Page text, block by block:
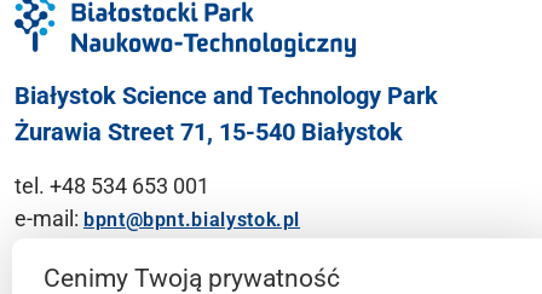
Białystok Science and Technology Park
Żurawia Street 71, 15-540 Białystok
tel. +48 534 653 001
e-mail: bpnt@bpnt.bialystok.pl
Contact
Cenimy Twoją prywatność